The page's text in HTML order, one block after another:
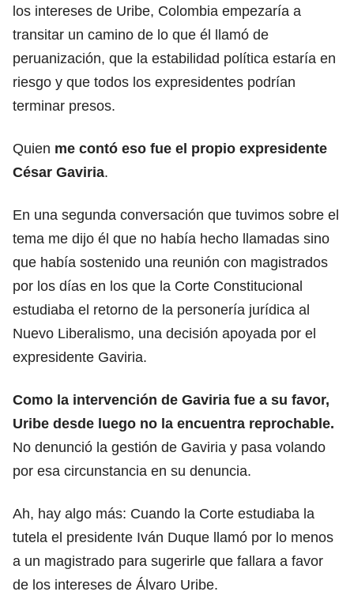
los intereses de Uribe, Colombia empezaría a
transitar un camino de lo que él llamó de
peruanización, que la estabilidad política estaría en
riesgo y que todos los expresidentes podrían
terminar presos.
Quien me contó eso fue el propio expresidente
César Gaviria.
En una segunda conversación que tuvimos sobre el
tema me dijo él que no había hecho llamadas sino
que había sostenido una reunión con magistrados
por los días en los que la Corte Constitucional
estudiaba el retorno de la personería jurídica al
Nuevo Liberalismo, una decisión apoyada por el
expresidente Gaviria.
Como la intervención de Gaviria fue a su favor,
Uribe desde luego no la encuentra reprochable.
No denunció la gestión de Gaviria y pasa volando
por esa circunstancia en su denuncia.
Ah, hay algo más: Cuando la Corte estudiaba la
tutela el presidente Iván Duque llamó por lo menos
a un magistrado para sugerirle que fallara a favor
de los intereses de Álvaro Uribe.